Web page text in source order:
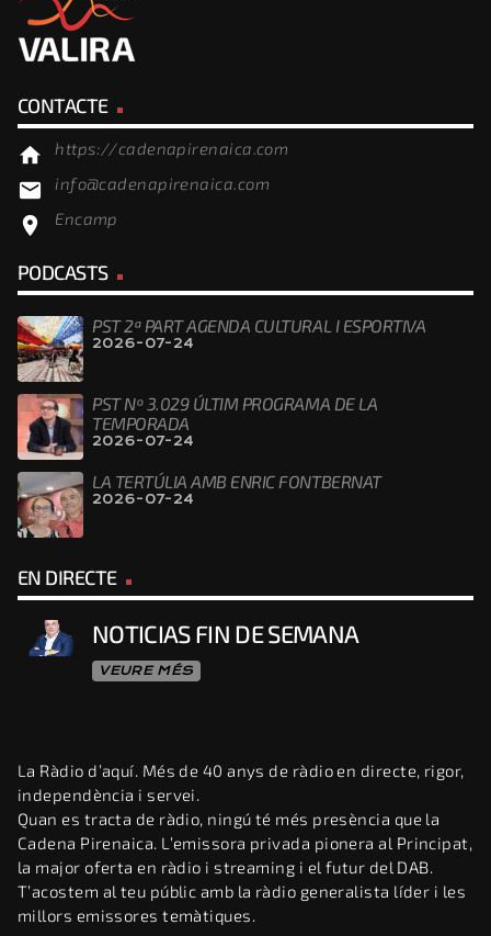
CONTACTE
home https://cadenapirenaica.com
email info@cadenapirenaica.com
location_on Encamp
PODCASTS
PST 2ª PART AGENDA CULTURAL I ESPORTIVA
2026-07-24
PST Nº 3.029 ÚLTIM PROGRAMA DE LA
TEMPORADA
2026-07-24
LA TERTÚLIA AMB ENRIC FONTBERNAT
2026-07-24
EN DIRECTE
NOTICIAS FIN DE SEMANA
VEURE MÉS
La Ràdio d’aquí. Més de 40 anys de ràdio en directe, rigor,
independència i servei.
Quan es tracta de ràdio, ningú té més presència que la
Cadena Pirenaica. L’emissora privada pionera al Principat,
la major oferta en ràdio i streaming i el futur del DAB.
T’acostem al teu públic amb la ràdio generalista líder i les
millors emissores temàtiques.